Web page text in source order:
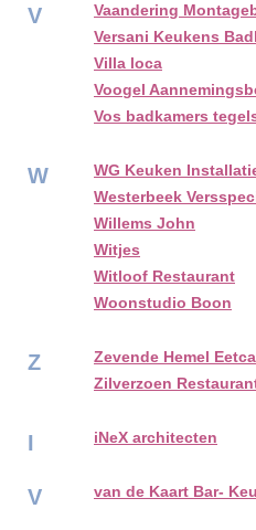
V
Vaandering
Versani Keukens
Villa loca
Voogel
Vos badkamers
W
WG Keuken
Westerbeek
Willems John
Witjes
Witloof Restaurant
Woonstudio Boon
Z
Zevende Hemel
Zilverzoen
I iNeX architecten
V van de Kaart Bar-